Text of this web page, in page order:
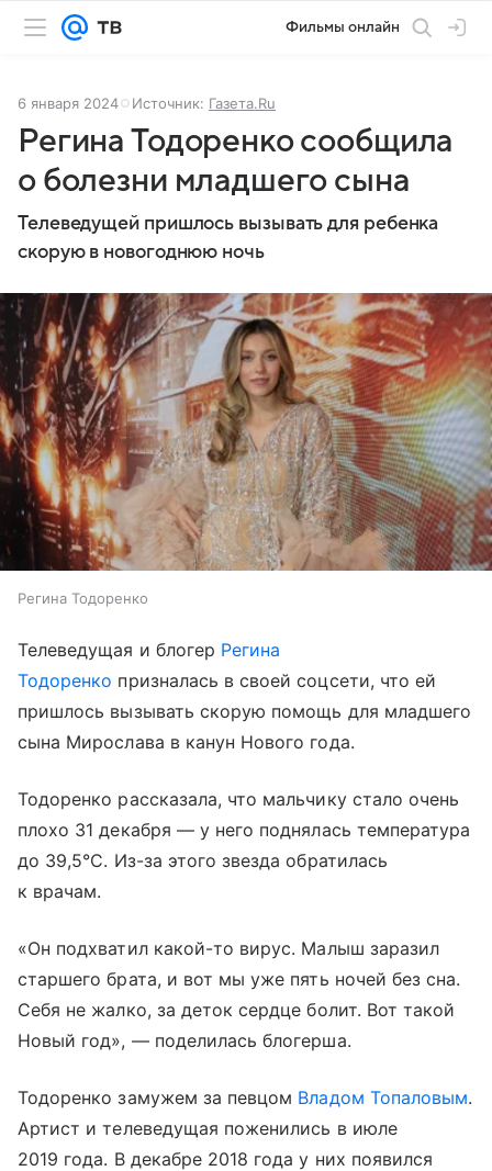
Фильмы онлайн
6 января 2024 Источник: Газета.Ru
Регина Тодоренко сообщила
о болезни младшего сына
Телеведущей пришлось вызывать для ребенка
скорую в новогоднюю ночь
Регина Тодоренко
Телеведущая и блогер Регина
Тодоренко призналась в своей соцсети, что ей
пришлось вызывать скорую помощь для младшего
сына Мирослава в канун Нового года.
Тодоренко рассказала, что мальчику стало очень
плохо 31 декабря — у него поднялась температура
до 39,5°C. Из-за этого звезда обратилась
к врачам.
«Он подхватил какой-то вирус. Малыш заразил
старшего брата, и вот мы уже пять ночей без сна.
Себя не жалко, за деток сердце болит. Вот такой
Новый год», — поделилась блогерша.
Тодоренко замужем за певцом Владом Топаловым.
Артист и телеведущая поженились в июле
2019 года. В декабре 2018 года у них появился